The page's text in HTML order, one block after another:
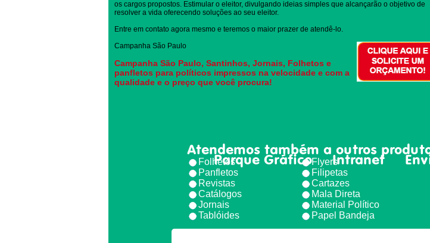
os cargos propostos. Estimular o eleitor, divulgando ideias simples que alcançarão o objetivo de
resolver a vida oferecendo soluções ao seu eleitor.
Entre em contato agora mesmo e teremos o maior prazer de atendê-lo.
Campanha São Paulo
Campanha São Paulo, Santinhos, Jornais, Folhetos e
panfletos para políticos impressos na velocidade e com a
qualidade e o preço que você procura!
Parque Gráfico Intranet
Atendemos também a outros
Folhetos
Panfletos
Revistas
Catálogos
Jornais
Tablóides
Flyers
Filipetas
Cartazes
Mala Direta
Material Político
Papel Bandeja